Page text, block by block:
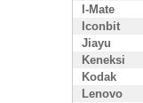
I-Mate
Iconbit
Jiayu
Keneksi
Kodak
Lenovo